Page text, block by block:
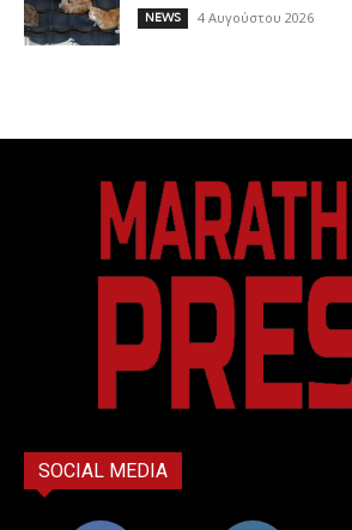
NEWS 4 Αυγούστου 2026
SOCIAL MEDIA